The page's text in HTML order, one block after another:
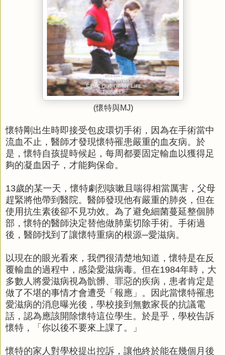
(懷特與MJ)
懷特剛出生時即接受包皮環切手術，因為在手術當中
流血不止，醫師才發現懷特罹患嚴重的血友病。於
是，懷特自孩提時候起，每周都要固定輸血以獲得足
夠的凝血因子，才能夠保命。
13歲的某一天，懷特劇烈咳嗽且喘得相當厲害，父母
趕緊將他帶到醫院。醫師發現他有嚴重的肺炎，但在
使用抗生素後卻不見功效。為了避免細菌蔓延整個肺
部，懷特的醫師決定替他做肺葉切除手術。手術過
後，醫師找到了讓懷特重病的根源─愛滋病。
以現在的眼光看來，我們很清楚地知道，懷特是在反
覆輸血的過程中，感染愛滋病毒。但在1984年時，大
多數人將愛滋病視為骯髒、罪惡的疾病，患者肯定是
做了不堪的事情才會遭受「報應」。因此當懷特罹患
愛滋病的消息曝光後，學校接到無數家長的抗議電
話，認為應該開除懷特這位學生。於是乎，學校告訴
懷特，「你以後不要來上課了。」
懷特的家人對學校提出控訴，讓他終於能在幾個月後